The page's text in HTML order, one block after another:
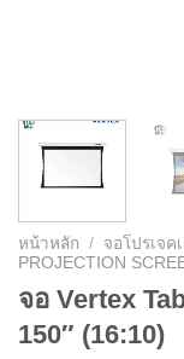
หน้าหลัก / จอโปรเจค
PROJECTION
จอ Vertex
150″ (16:10)